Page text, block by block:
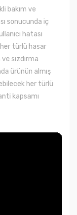
bakım ve
sonucunda iç
hatası
türlü hasar
sızdırma
ürünün almış
her türlü
kapsamı